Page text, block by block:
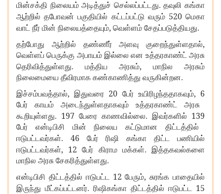
மின்சக்தி நிலையம் அடித்துச் செல்லப்பட்டது. தவுலி கங்கா
ஆற்றில் தபோவன் பகுதியில் கட்டப்பட்டு வரும் 520மெகா
வாட் நீர் மின் நிலையத்தையும், வெள்ளம் சேதப்படுத்தியது.
தற்போது ஆற்றில் தண்ணீர் அளவு குறைந்துள்ளதால்,
வெள்ளப் பெருக்கு அபாயம் இல்லை என உத்தரகாண்ட் அரசு
தெரிவித்துள்ளது. மத்திய அரசும்,
மாநில அரசும்
நிலைமையை தீவிரமாக கண்காணித்து வருகின்றன.
இச்சம்பவத்தால்,இதுவரை 20 பேர் உயிரிழந்ததாகவும், 6
பேர் காயம் அடைந்துள்ளதாகவும் உத்தரகாண்ட் அரசு
கூறியுள்ளது. 197 பேரை காணவில்லை. இவர்களில் 139
பேர் என்டிபிசி மின் நிலைய கட்டுமான திட்டத்தில்
ஈடுபட்டவர்கள். 46 பேர் ரிஷி கங்கா திட்ட பணியில்
ஈடுபட்டவர்கள், 12 பேர் கிராம மக்கள். இத்தகவல்களை
மாநில அரசு சேகரித்துள்ளது.
என்டிபிசி திட்டத்தில் ஈடுபட்ட 12 பேரும்,சுரங்க பாதையில்
இருந்து மீட்கப்பட்டனர். ரிஷிகங்கா திட்டத்தில் ஈடுபட்ட 15